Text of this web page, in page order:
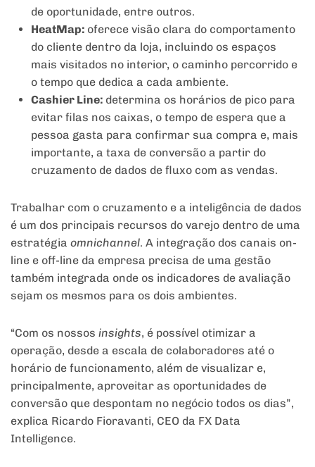
de oportunidade, entre outros.
HeatMap: oferece visão clara do comportamento
do cliente dentro da loja, incluindo os espaços
mais visitados no interior, o caminho percorrido e
o tempo que dedica a cada ambiente.
Cashier Line: determina os horários de pico para
evitar filas nos caixas, o tempo de espera que a
pessoa gasta para confirmar sua compra e, mais
importante, a taxa de conversão a partir do
cruzamento de dados de fluxo com as vendas.
Trabalhar com o cruzamento e a inteligência de dados
é um dos principais recursos do varejo dentro de uma
estratégia omnichannel. A integração dos canais on-
line e off-line da empresa precisa de uma gestão
também integrada onde os indicadores de avaliação
sejam os mesmos para os dois ambientes.
“Com os nossos insights, é possível otimizar a
operação, desde a escala de colaboradores até o
horário de funcionamento, além de visualizar e,
principalmente, aproveitar as oportunidades de
conversão que despontam no negócio todos os dias”,
explica Ricardo Fioravanti, CEO da FX Data
Intelligence.